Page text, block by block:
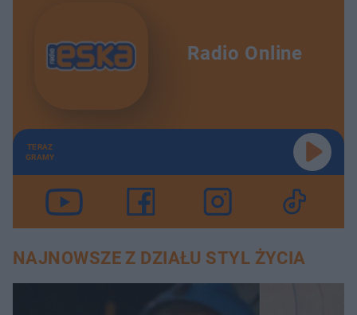
Radio Online
TERAZ
GRAMY
NAJNOWSZE Z DZIAŁU STYL ŻYCIA